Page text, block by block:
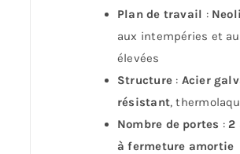
Plan de travail :
aux intempéries et
élevées
Structure : Acier
résistant,
Nombre de portes : 2
à fermeture amortie